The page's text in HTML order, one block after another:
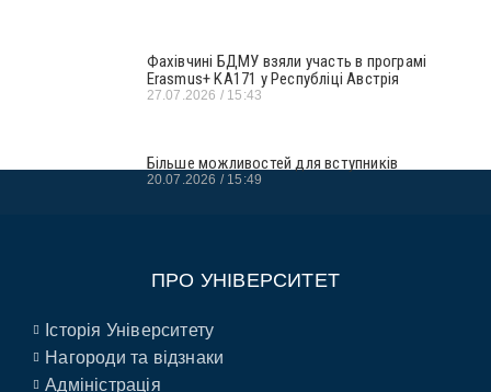
Фахівчині БДМУ взяли участь в програмі
Erasmus+ KA171 у Республіці Австрія
27.07.2026 15:43
Більше можливостей для вступників
20.07.2026 15:49
ПРО УНІВЕРСИТЕТ
Історія Університету
Нагороди та відзнаки
Адміністрація